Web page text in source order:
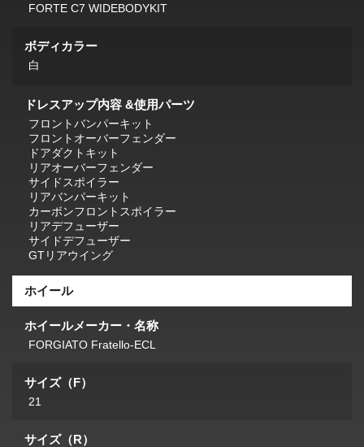
FORTE C7 WIDEBODYKIT
ボディカラー
白
ドレスアップ内容 &使用パーツ
フロントバンパーキット
フロントオーバーフェンダー
ドアダクトキット
リアオーバーフェンダー
サイドスポイラー
リアバンパーキット
カーボンフロントスポイラー
リアデフューザー
サイドデフューザー
GTリアウイング
ホイール
ホイールメーカー・名称
FORGIATO Fratello-ECL
サイズ（F）
21
サイズ（R）